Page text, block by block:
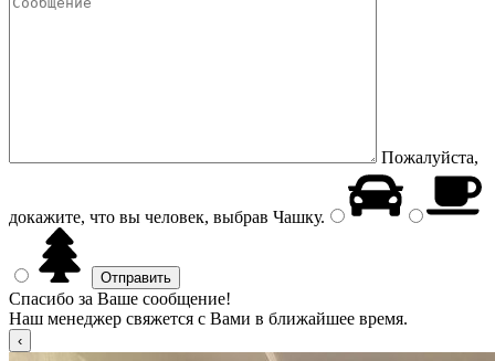
Пожалуйста,
докажите, что вы человек, выбрав Чашку.
Спасибо за Ваше сообщение!
Наш менеджер свяжется с Вами в ближайшее время.